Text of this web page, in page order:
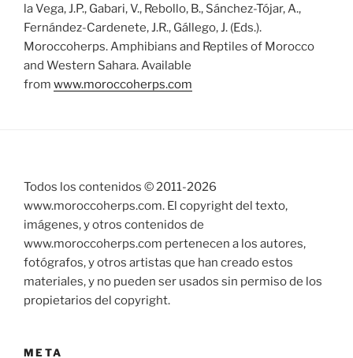
la Vega, J.P., Gabari, V., Rebollo, B., Sánchez-Tójar, A.,
Fernández-Cardenete, J.R., Gállego, J. (Eds.).
Moroccoherps. Amphibians and Reptiles of Morocco
and Western Sahara. Available
from www.moroccoherps.com
Todos los contenidos © 2011-2026
www.moroccoherps.com. El copyright del texto,
imágenes, y otros contenidos de
www.moroccoherps.com pertenecen a los autores,
fotógrafos, y otros artistas que han creado estos
materiales, y no pueden ser usados sin permiso de los
propietarios del copyright.
META